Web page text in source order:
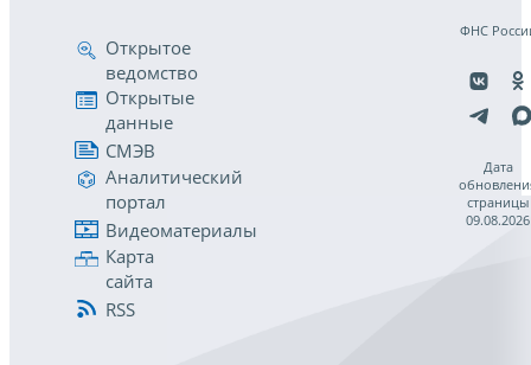
Открытое
ведомство
Открытые
данные
СМЭВ
Аналитический
портал
Видеоматериалы
Карта
сайта
RSS
ФНС
Дата
страницы
09.08.2026